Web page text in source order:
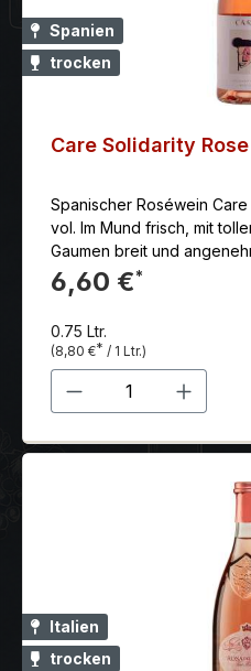
gesteuert. Der biologische
Harmonie und der Ausbau
verleiht dem Wein Tiefe
Spanien
trocken
Care Solidarity
Spanischer Roséwein Care
vol. Im Mund frisch, mit
Gaumen breit und
die in der Nase erscheinen.
6,60 €*
0.75 Ltr.
(8,80 €* / 1 Ltr.)
Produkt
Italien
trocken